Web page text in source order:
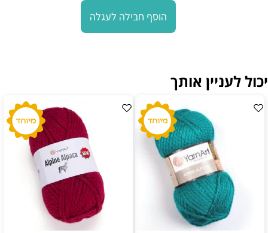
הוסף חבילה לעגלה
יכול לעניין אותך